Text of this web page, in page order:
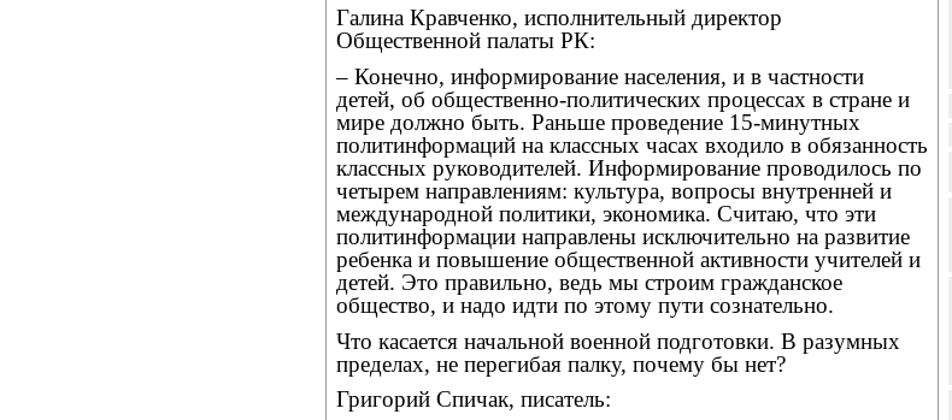
Галина Кравченко, исполнительный директор
Общественной палаты РК:
– Конечно, информирование населения, и в частности
детей, об общественно-политических процессах в стране и
мире должно быть. Раньше проведение 15-минутных
политинформаций на классных часах входило в обязанность
классных руководителей. Информирование проводилось по
четырем направлениям: культура, вопросы внутренней и
международной политики, экономика. Считаю, что эти
политинформации направлены исключительно на развитие
ребенка и повышение общественной активности учителей и
детей. Это правильно, ведь мы строим гражданское
общество, и надо идти по этому пути сознательно.
Что касается начальной военной подготовки. В разумных
пределах, не перегибая палку, почему бы нет?
Григорий Спичак, писатель: